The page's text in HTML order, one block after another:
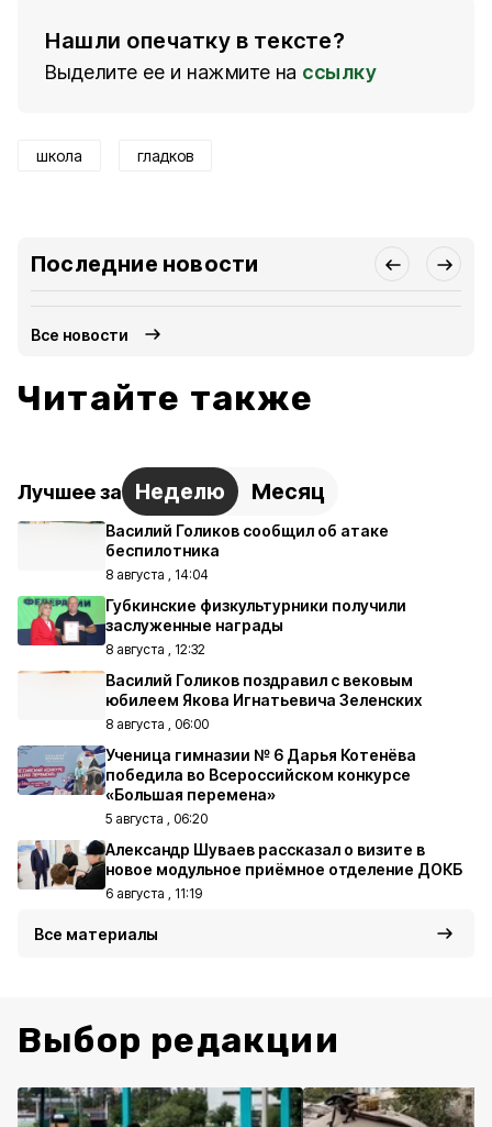
Нашли опечатку в тексте?
Выделите ее и нажмите на ссылку
школа гладков
Последние новости
Все новости
Читайте также
Лучшее за Неделю Месяц
Василий Голиков сообщил об атаке
беспилотника
8 августа , 14:04
Губкинские физкультурники получили
заслуженные награды
8 августа , 12:32
Василий Голиков поздравил с вековым
юбилеем Якова Игнатьевича Зеленских
8 августа , 06:00
Ученица гимназии № 6 Дарья Котенёва
победила во Всероссийском конкурсе
«Большая перемена»
5 августа , 06:20
Александр Шуваев рассказал о визите в
новое модульное приёмное отделение ДОКБ
6 августа , 11:19
Все материалы
Выбор редакции